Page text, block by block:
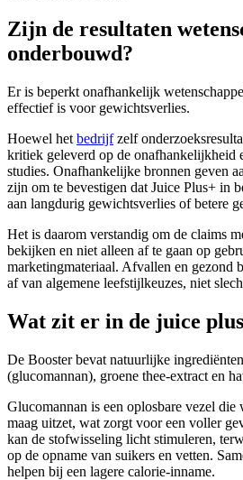
Zijn de resultaten
onderbouwd?
Er is beperkt onafhankelijk
effectief is voor gewichtsverlies.
Hoewel het bedrijfzelf
kritiek geleverd op de onafhankelijkheid
studies. Onafhankelijke bronnen geven
zijn om te bevestigen dat Juice Plus+ in
aan langdurig gewichtsverlies of betere
Het is daarom verstandig om de claims
bekijken en niet alleen af te gaan op
marketingmateriaal. Afvallen en gezond
af van algemene leefstijlkeuzes, niet
Wat zit er in de juice
De Booster bevat natuurlijke
(glucomannan), groene thee-extract en
Glucomannan is een oplosbare vezel die
maag uitzet, wat zorgt voor een voller
kan de stofwisseling licht stimuleren,
op de opname van suikers en vetten.
helpen bij een lagere calorie-inname.